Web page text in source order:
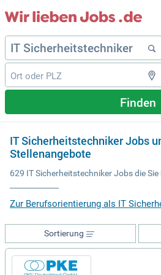
Finden
IT Sicherheitstechniker Jobs
Stellenangebote
629 IT Sicherheitstechniker Jobs die Sie
Zur Berufsorientierung als IT
Sortierung